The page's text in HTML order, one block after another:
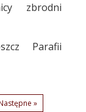
zbrodni
Parafii
»